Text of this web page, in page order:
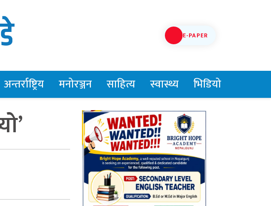
E-PAPER
अन्तर्राष्ट्रिय मनोरञ्जन साहित्य स्वास्थ्य भिडियो